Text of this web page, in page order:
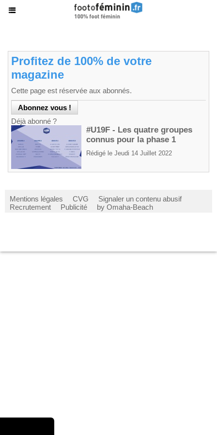
Profitez de 100% de votre
magazine
Cette page est réservée aux abonnés.
Déjà abonné ?
#U19F - Les quatre groupes
connus pour la phase 1
Rédigé le Jeudi 14 Juillet 2022
Mentions légales CVG
Signaler un contenu abusif
Recrutement
Publicité by Omaha-Beach